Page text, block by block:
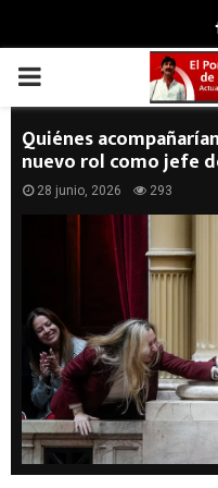
PRIMARY
MENU
Quiénes
nuevo rol como jefe
28 junio, 2026 293